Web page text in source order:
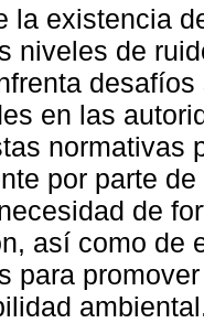
la existencia
niveles de
en las
normativas
por parte
de
así como de
para